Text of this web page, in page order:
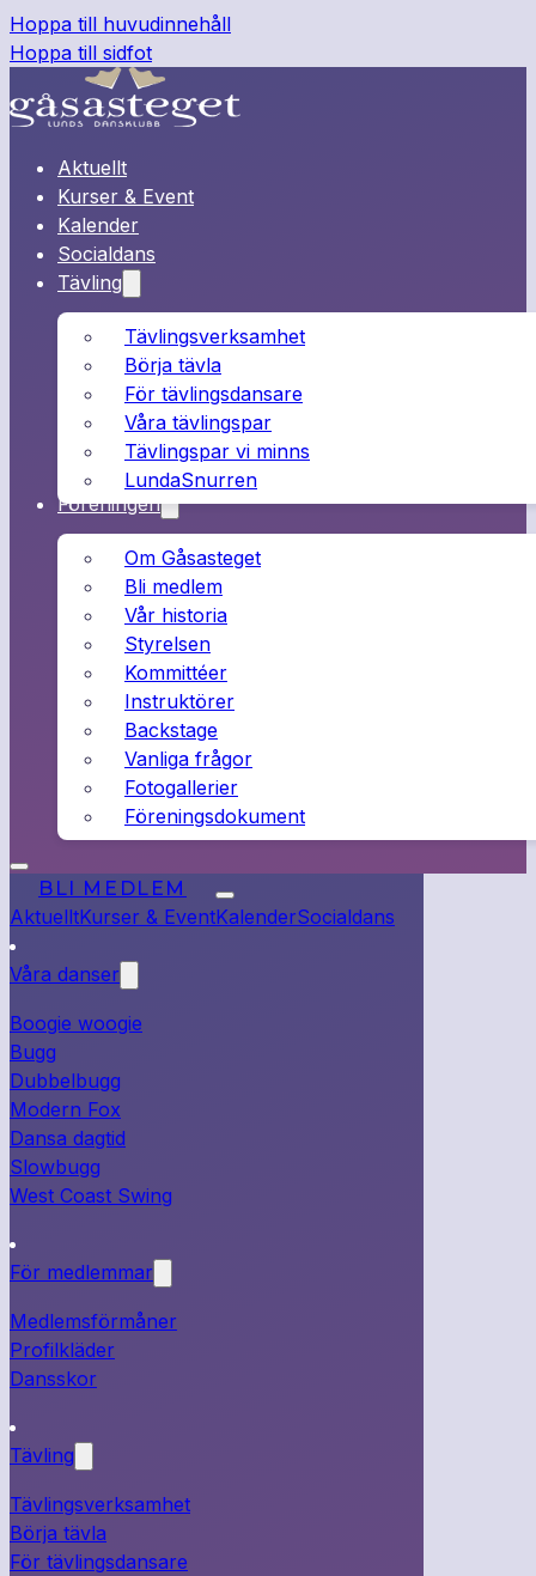
Hoppa till huvudinnehåll
Hoppa till sidfot
Aktuellt
Kurser & Event
Kalender
Socialdans
Tävling
Tävlingsverksamhet
Börja tävla
För tävlingsdansare
Våra tävlingspar
Tävlingspar vi minns
LundaSnurren
Föreningen
Om Gåsasteget
Bli medlem
Vår historia
Styrelsen
Kommittéer
Instruktörer
Backstage
Vanliga frågor
Fotogallerier
Föreningsdokument
BLI MEDLEM
AktuelltKurser & EventKalenderSocialdans
Våra danser
Boogie woogie
Bugg
Dubbelbugg
Modern Fox
Dansa dagtid
Slowbugg
West Coast Swing
För medlemmar
Medlemsförmåner
Profilkläder
Dansskor
Tävling
Tävlingsverksamhet
Börja tävla
För tävlingsdansare